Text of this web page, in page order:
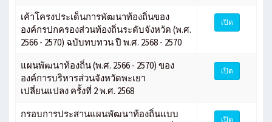
เค้าโครงประเด็นการพัฒนาท้องถิ่นของ
องค์กรปกครองส่วนท้องถิ่นระดับจังหวัด (พ.ศ.
2566 - 2570) ฉบับทบทวน ปี พ.ศ. 2568 - 2570
เปิด
แผนพัฒนาท้องถิ่น (พ.ศ. 2566 - 2570) ของ
องค์การบริหารส่วนจังหวัดพะเยา
เปลี่ยนแปลง ครั้งที่ 2 พ.ศ. 2568
เปิด
กรอบการประสานแผนพัฒนาท้องถิ่นแบบ
เปิด